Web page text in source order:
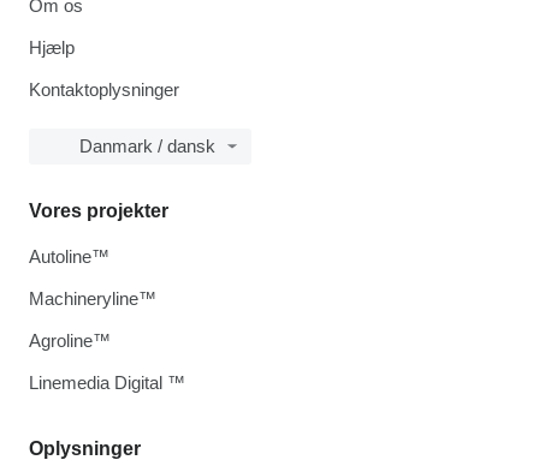
Om os
Hjælp
Kontaktoplysninger
Danmark / dansk
Oplysninger
Vores projekter
Autoline™
Machineryline™
Agroline™
Linemedia Digital ™